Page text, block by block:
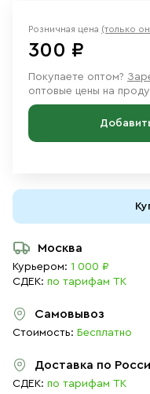
Розничная цена (только
300 ₽
Покупаете оптом?
оптовые цены на
Москва
Курьером: 1 000 ₽
СДЕК: по тарифам ТК
Самовывоз
Стоимость: Бесплатно
Доставка по
СДЕК: по тарифам ТК